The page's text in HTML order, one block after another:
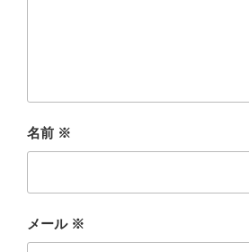
名前 ※
メール ※